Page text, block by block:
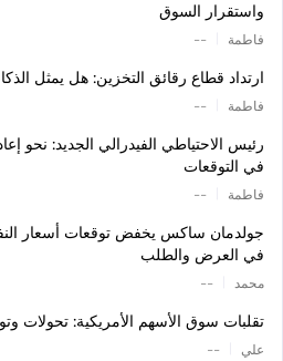
واستقرار السوق
فاطمة --
ارتداد قطاع رقائق التخزين: هل يمثل
فاطمة --
رئيس الاحتياطي الفيدرالي الجديد: نحو
في التوقعات
فاطمة --
في العرض والطلب
محمد --
تقلبات سوق الأسهم الأمريكية: تحولات
علي --